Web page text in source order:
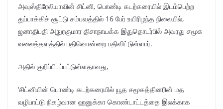
அவுஸ்திரேலியாவின் சிட்னி, பொண்டி கடற்கரையில் இடம்பெற்ற
துப்பாக்கிச் சூட்டு சம்பவத்தில் 16 பேர் உயிரிழந்த நிலையில்,
ஜனாதிபதி அநுரகுமார திசாநாயக்க இதுதொடர்பில் அவரது சமூக
வலைத்தளத்தில் பதிவொன்றை பதிவிட்டுள்ளார்.
அதில் குறிப்பிடப்பட்டுள்ளதாவது,
‘சிட்னியின் பொண்டி கடற்கரையில் யூத சமூகத்தினரின் மத
வழிபாட்டு நிகழ்வான ஹனுக்கா கொண்டாட்டத்தை இலக்காக